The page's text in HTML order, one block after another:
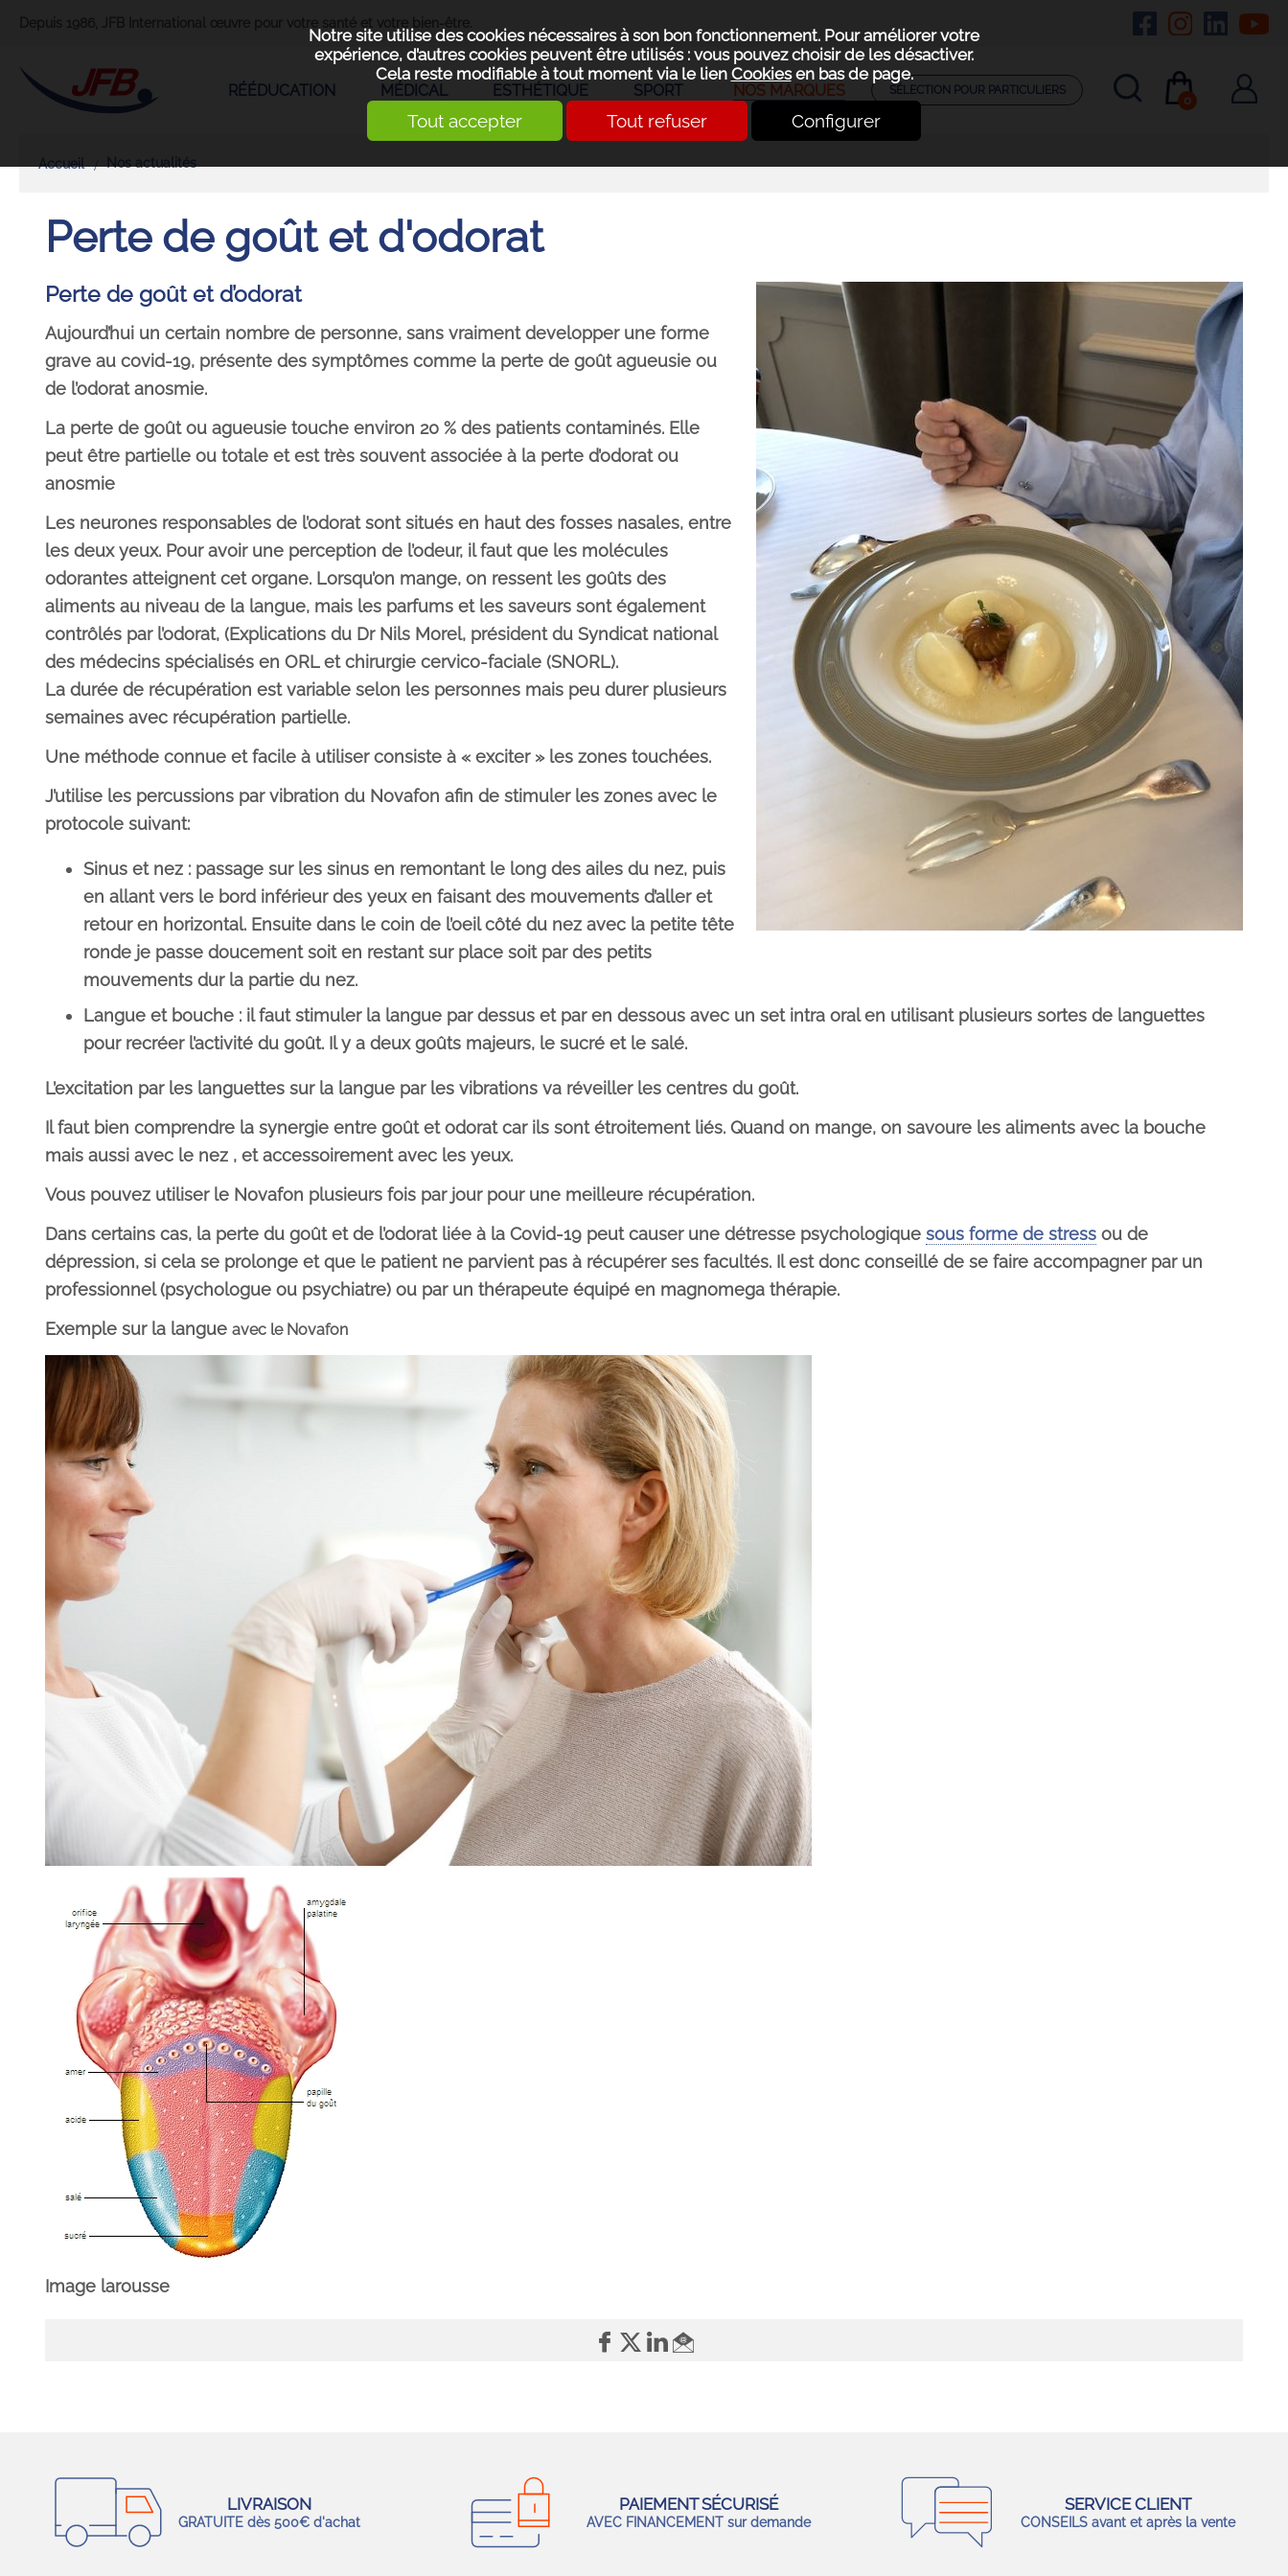
Notre site utilise des cookies nécessaires à son bon fonctionnement. Pour améliorer votre
expérience, d’autres cookies peuvent être utilisés : vous pouvez choisir de les désactiver.
Cela reste modifiable à tout moment via le lien Cookiesen bas de page.
Tout accepter Tout refuser Configurer
RÉÉDUCATION MÉDICAL ESTHÉTIQUE SPORT NOS MARQUES SÉLECTION POUR PARTICULIERS
0
Accueil Nos actualités
Perte de goût et d'odorat
Perte de goût et d’odorat
Aujourd’hui un certain nombre de personne, sans vraiment developper une forme
grave au covid-19, présente des symptômes comme la perte de goût agueusie ou
de l’odorat anosmie.
La perte de goût ou agueusie touche environ 20 % des patients contaminés. Elle
peut être partielle ou totale et est très souvent associée à la perte d’odorat ou
anosmie
Les neurones responsables de l’odorat sont situés en haut des fosses nasales, entre
les deux yeux. Pour avoir une perception de l’odeur, il faut que les molécules
odorantes atteignent cet organe. Lorsqu’on mange, on ressent les goûts des
aliments au niveau de la langue, mais les parfums et les saveurs sont également
contrôlés par l’odorat, (Explications du Dr Nils Morel, président du Syndicat national
des médecins spécialisés en ORL et chirurgie cervico-faciale (SNORL).
La durée de récupération est variable selon les personnes mais peu durer plusieurs
semaines avec récupération partielle.
Une méthode connue et facile à utiliser consiste à « exciter » les zones touchées.
J’utilise les percussions par vibration du Novafon afin de stimuler les zones avec le
protocole suivant:
Sinus et nez : passage sur les sinus en remontant le long des ailes du nez, puis
en allant vers le bord inférieur des yeux en faisant des mouvements d’aller et
retour en horizontal. Ensuite dans le coin de l’oeil côté du nez avec la petite tête
ronde je passe doucement soit en restant sur place soit par des petits
mouvements dur la partie du nez.
Langue et bouche : il faut stimuler la langue par dessus et par en dessous avec un set intra oral en utilisant plusieurs sortes de languettes
pour recréer l’activité du goût. Il y a deux goûts majeurs, le sucré et le salé.
L’excitation par les languettes sur la langue par les vibrations va réveiller les centres du goût.
Il faut bien comprendre la synergie entre goût et odorat car ils sont étroitement liés. Quand on mange, on savoure les aliments avec la bouche
mais aussi avec le nez , et accessoirement avec les yeux.
Vous pouvez utiliser le Novafon plusieurs fois par jour pour une meilleure récupération.
Dans certains cas, la perte du goût et de l’odorat liée à la Covid-19 peut causer une détresse psychologique sous forme de stressou de
dépression, si cela se prolonge et que le patient ne parvient pas à récupérer ses facultés. Il est donc conseillé de se faire accompagner par un
professionnel (psychologue ou psychiatre) ou par un thérapeute équipé en magnomega thérapie.
Exemple sur la langue avec le Novafon
Image larousse
LIVRAISON
GRATUITE dès 500€ d'achat
PAIEMENT SÉCURISÉ
AVEC FINANCEMENT sur demande
SERVICE CLIENT
CONSEILS avant et après la vente